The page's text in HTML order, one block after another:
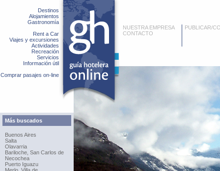
Destinos
Alojamientos
Gastronomía
Rent a Car
Viajes y excursiones
Actividades
Recreación
Servicios
Información útil
Comprar pasajes on-line
Más buscados
Buenos Aires
Salta
Olavarria
Bariloche, San Carlos de
Necochea
Puerto Iguazu
NUESTRA EMPRESA
CONTACTO
PUBLICAR/